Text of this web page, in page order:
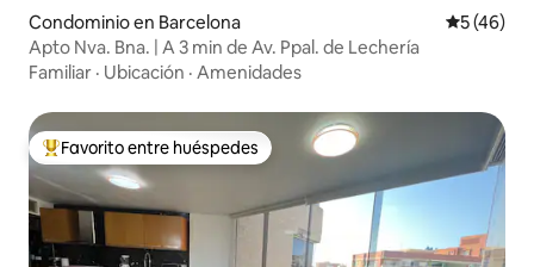
Condominio en Barcelona
5 (46)
Apto Nva. Bna. | A 3 min de Av. Ppal. de Lechería
Familiar · Ubicación · Amenidades
De los mejores en Favorito entre huéspedes
Favorito entre huéspedes